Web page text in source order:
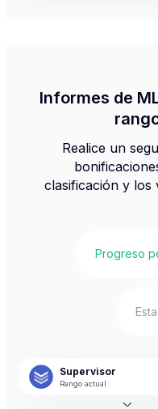
Informes de
Realice un
clasificación y los
Progreso
Supervisor
Rango actual